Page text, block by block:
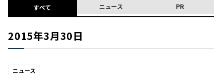
すべて ニュース PR
2015年3月30日
ニュース